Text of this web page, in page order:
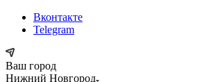
Вконтакте
Telegram
Ваш город
Нижний Новгород